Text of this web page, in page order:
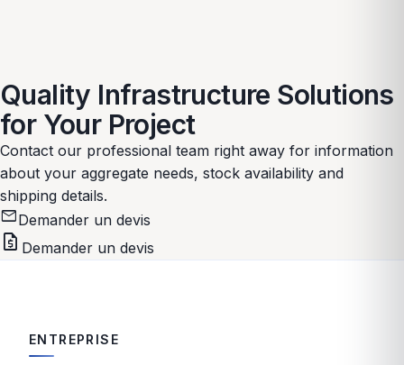
Quality Infrastructure Solutions
for Your Project
Contact our professional team right away for information
about your aggregate needs, stock availability and
shipping details.
mailDemander un devis
request_quote Demander un devis
ENTREPRISE